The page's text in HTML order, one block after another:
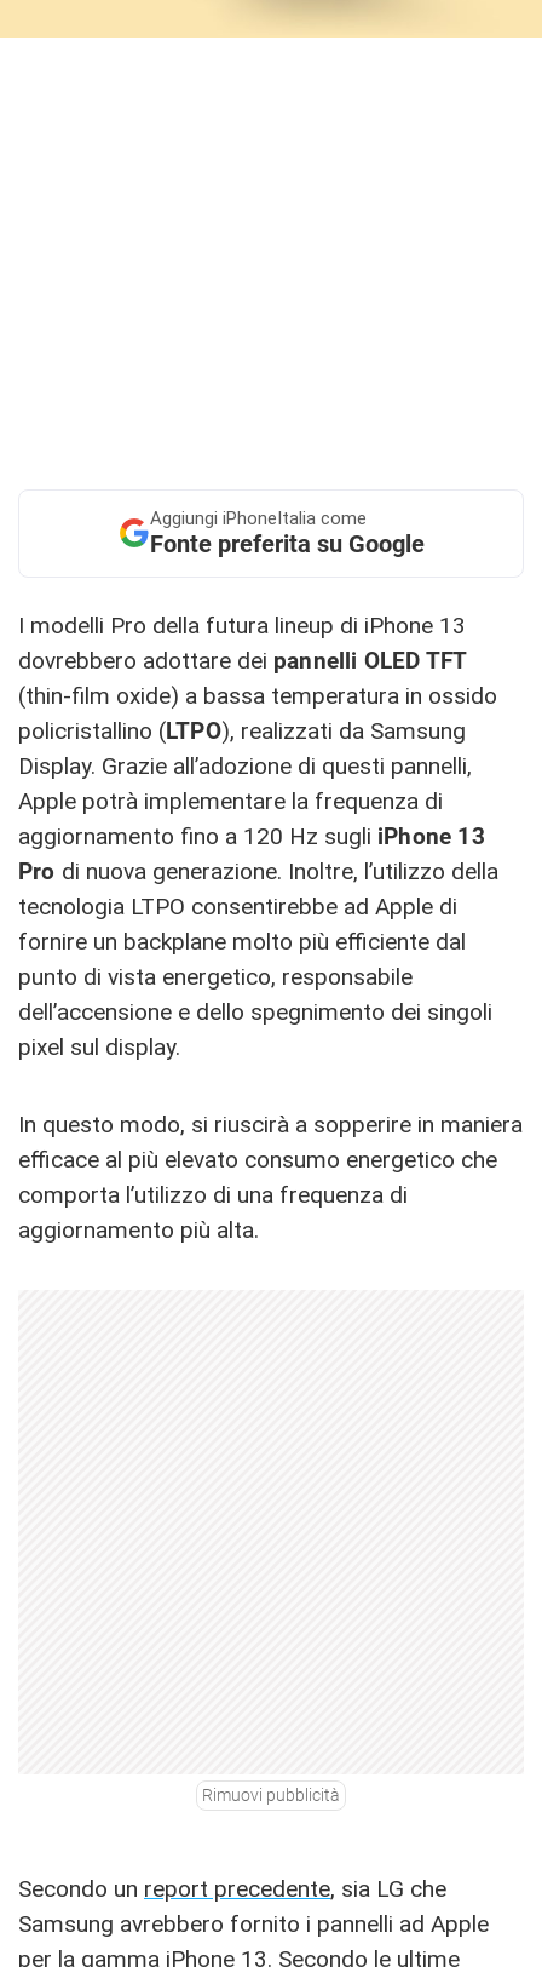
Aggiungi iPhoneItalia come
Fonte preferita su Google
I modelli Pro della futura lineup di iPhone 13
dovrebbero adottare dei pannelli OLED TFT
(thin-film oxide) a bassa temperatura in ossido
policristallino (LTPO), realizzati da Samsung
Display. Grazie all’adozione di questi pannelli,
Apple potrà implementare la frequenza di
aggiornamento fino a 120 Hz sugli iPhone 13
Pro di nuova generazione. Inoltre, l’utilizzo della
tecnologia LTPO consentirebbe ad Apple di
fornire un backplane molto più efficiente dal
punto di vista energetico, responsabile
dell’accensione e dello spegnimento dei singoli
pixel sul display.
In questo modo, si riuscirà a sopperire in maniera
efficace al più elevato consumo energetico che
comporta l’utilizzo di una frequenza di
aggiornamento più alta.
Rimuovi pubblicità
Secondo un report precedente, sia LG che
Samsung avrebbero fornito i pannelli ad Apple
per la gamma iPhone 13. Secondo le ultime